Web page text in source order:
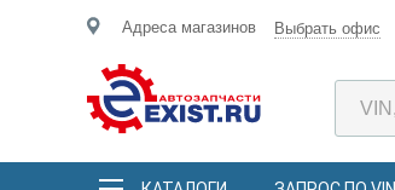
Адреса магазинов Выбрать офис